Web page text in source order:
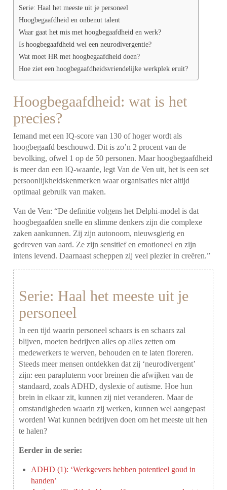
Serie: Haal het meeste uit je personeel
Hoogbegaafdheid en onbenut talent
Waar gaat het mis met hoogbegaafdheid en werk?
Is hoogbegaafdheid wel een neurodivergentie?
Wat moet HR met hoogbegaafdheid doen?
Hoe ziet een hoogbegaafdheidsvriendelijke werkplek eruit?
Hoogbegaafdheid: wat is het
precies?
Iemand met een IQ-score van 130 of hoger wordt als
hoogbegaafd beschouwd. Dit is zo’n 2 procent van de
bevolking, ofwel 1 op de 50 personen. Maar hoogbegaafdheid
is meer dan een IQ-waarde, legt Van de Ven uit, het is een set
persoonlijkheidskenmerken waar organisaties niet altijd
optimaal gebruik van maken.
Van de Ven: “De definitie volgens het Delphi-model is dat
hoogbegaafden snelle en slimme denkers zijn die complexe
zaken aankunnen. Zij zijn autonoom, nieuwsgierig en
gedreven van aard. Ze zijn sensitief en emotioneel en zijn
intens levend. Daarnaast scheppen zij veel plezier in creëren.”
Serie: Haal het meeste uit je
personeel
In een tijd waarin personeel schaars is en schaars zal
blijven, moeten bedrijven alles op alles zetten om
medewerkers te werven, behouden en te laten floreren.
Steeds meer mensen ontdekken dat zij ‘neurodivergent’
zijn: een parapluterm voor breinen die afwijken van de
standaard, zoals ADHD, dyslexie of autisme. Hoe hun
brein in elkaar zit, kunnen zij niet veranderen. Maar de
omstandigheden waarin zij werken, kunnen wel aangepast
worden! Wat kunnen bedrijven doen om het meeste uit hen
te halen?
Eerder in de serie:
ADHD (1): ‘Werkgevers hebben potentieel goud in
handen’